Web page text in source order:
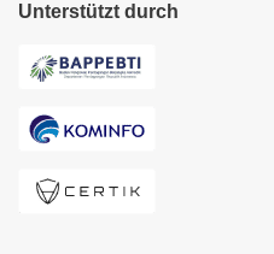
Unterstützt durch